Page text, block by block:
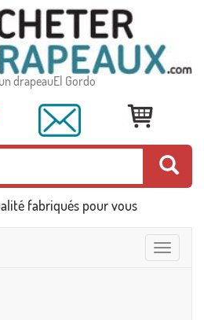
drapeauEl Gordo
fabriqués pour vous
Toggle
navigation